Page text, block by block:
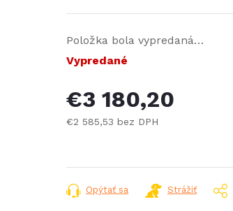
Položka bola vypredaná…
Vypredané
€3 180,20
€2 585,53 bez DPH
Opýtať sa Strážiť